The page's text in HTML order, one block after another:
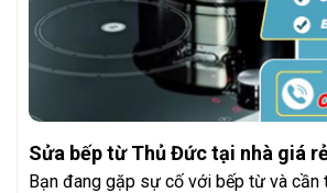
Sửa bếp từ Thủ Đức tại nhà giá
Bạn đang gặp sự cố với bếp từ và cần